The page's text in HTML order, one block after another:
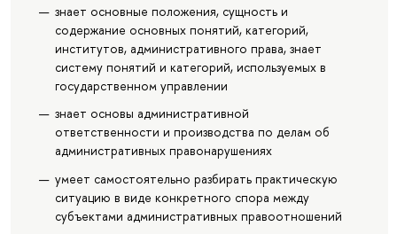
знает основные положения, сущность и
содержание основных понятий, категорий,
институтов, административного права, знает
систему понятий и категорий, используемых в
государственном управлении
знает основы административной
ответственности и производства по делам об
административных правонарушениях
умеет самостоятельно разбирать практическую
ситуацию в виде конкретного спора между
субъектами административных правоотношений